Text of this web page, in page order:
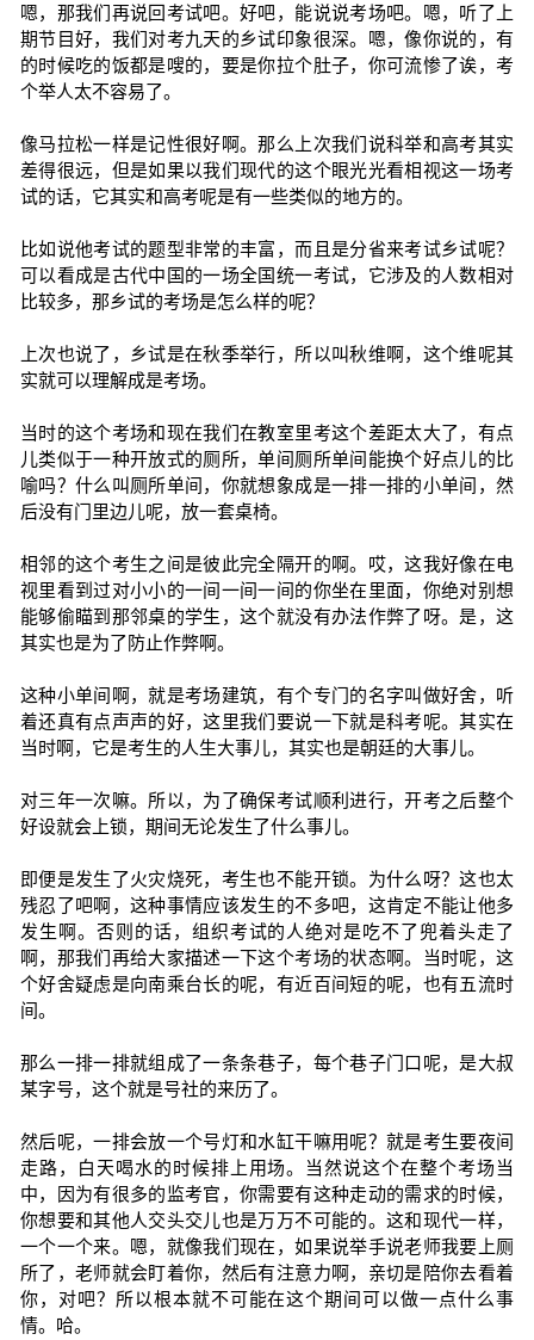
嗯，那我们再说回考试吧。好吧，能说说考场吧。嗯，听了上
期节目好，我们对考九天的乡试印象很深。嗯，像你说的，有
的时候吃的饭都是嗖的，要是你拉个肚子，你可流惨了诶，考
个举人太不容易了。
像马拉松一样是记性很好啊。那么上次我们说科举和高考其实
差得很远，但是如果以我们现代的这个眼光光看相视这一场考
试的话，它其实和高考呢是有一些类似的地方的。
比如说他考试的题型非常的丰富，而且是分省来考试乡试呢？
可以看成是古代中国的一场全国统一考试，它涉及的人数相对
比较多，那乡试的考场是怎么样的呢？
上次也说了，乡试是在秋季举行，所以叫秋维啊，这个维呢其
实就可以理解成是考场。
当时的这个考场和现在我们在教室里考这个差距太大了，有点
儿类似于一种开放式的厕所，单间厕所单间能换个好点儿的比
喻吗？什么叫厕所单间，你就想象成是一排一排的小单间，然
后没有门里边儿呢，放一套桌椅。
相邻的这个考生之间是彼此完全隔开的啊。哎，这我好像在电
视里看到过对小小的一间一间一间的你坐在里面，你绝对别想
能够偷瞄到那邻桌的学生，这个就没有办法作弊了呀。是，这
其实也是为了防止作弊啊。
这种小单间啊，就是考场建筑，有个专门的名字叫做好舍，听
着还真有点声声的好，这里我们要说一下就是科考呢。其实在
当时啊，它是考生的人生大事儿，其实也是朝廷的大事儿。
对三年一次嘛。所以，为了确保考试顺利进行，开考之后整个
好设就会上锁，期间无论发生了什么事儿。
即便是发生了火灾烧死，考生也不能开锁。为什么呀？这也太
残忍了吧啊，这种事情应该发生的不多吧，这肯定不能让他多
发生啊。否则的话，组织考试的人绝对是吃不了兜着头走了
啊，那我们再给大家描述一下这个考场的状态啊。当时呢，这
个好舍疑虑是向南乘台长的呢，有近百间短的呢，也有五流时
间。
那么一排一排就组成了一条条巷子，每个巷子门口呢，是大叔
某字号，这个就是号社的来历了。
然后呢，一排会放一个号灯和水缸干嘛用呢？就是考生要夜间
走路，白天喝水的时候排上用场。当然说这个在整个考场当
中，因为有很多的监考官，你需要有这种走动的需求的时候，
你想要和其他人交头交儿也是万万不可能的。这和现代一样，
一个一个来。嗯，就像我们现在，如果说举手说老师我要上厕
所了，老师就会盯着你，然后有注意力啊，亲切是陪你去看着
你，对吧？所以根本就不可能在这个期间可以做一点什么事
情。哈。